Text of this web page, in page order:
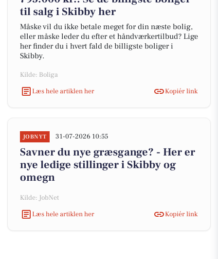
til salg i Skibby her
Måske vil du ikke betale meget for din næste bolig,
eller måske leder du efter et håndværkertilbud? Lige
her finder du i hvert fald de billigste boliger i
Skibby.
Kilde: Boliga
Læs hele artiklen her
Kopiér link
JOBNYT 31-07-2026 10:55
Savner du nye græsgange? - Her er
nye ledige stillinger i Skibby og
omegn
Kilde: JobNet
Læs hele artiklen her
Kopiér link